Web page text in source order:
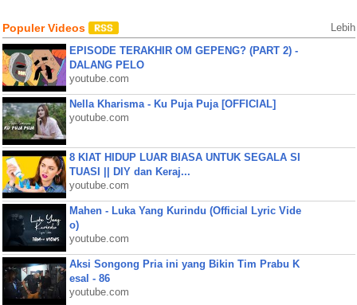
Populer Videos Lebih
EPISODE TERAKHIR OM GEPENG? (PART 2) -
DALANG PELO
youtube.com
Nella Kharisma - Ku Puja Puja [OFFICIAL]
youtube.com
8 KIAT HIDUP LUAR BIASA UNTUK SEGALA SI
TUASI || DIY dan Keraj...
youtube.com
Mahen - Luka Yang Kurindu (Official Lyric Vide
o)
youtube.com
Aksi Songong Pria ini yang Bikin Tim Prabu K
esal - 86
youtube.com